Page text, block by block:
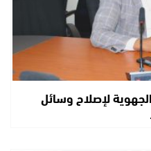
لإصلاح وسائل